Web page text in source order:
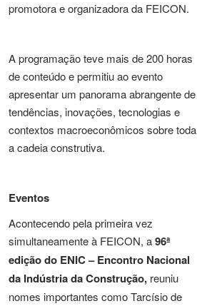
promotora e organizadora da FEICON.
A programação teve mais de 200 horas
de conteúdo e permitiu ao evento
apresentar um panorama abrangente de
tendências, inovações, tecnologias e
contextos macroeconômicos sobre toda
a cadeia construtiva.
Eventos
Acontecendo pela primeira vez
simultaneamente à FEICON, a96ª
edição do ENIC – Encontro Nacional
da Indústria da Construção, reuniu
nomes importantes como Tarcísio de